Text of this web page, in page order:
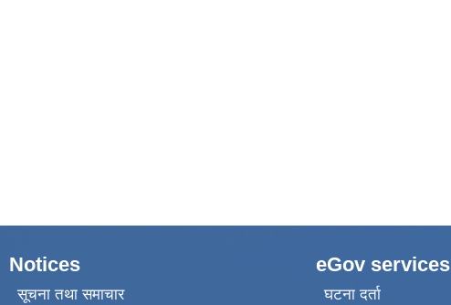
Notices
सूचना तथा समाचार
eGov services
घटना दर्ता